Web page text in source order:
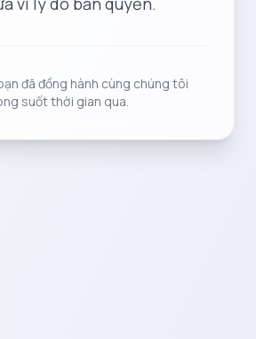
đã đồng hành cùng chúng tôi
suốt thời gian qua.